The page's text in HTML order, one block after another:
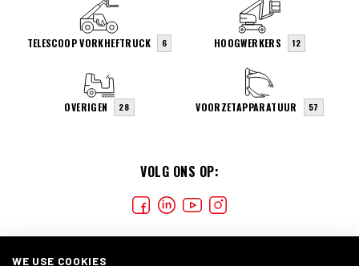
VOLG ONS OP:
TELESCOOP VORKHEFTRUCK 6 HOOGWERKERS 12
OVERIGEN 28 VOORZETAPPARATUUR 57
WE USE COOKIES